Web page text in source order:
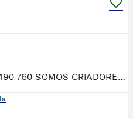
TELÉFONO O WHATSAPP 722 490 760 SOMOS CRIADORES DIRECTOS SIN INTERMEDIARIOS! MÁS DE 20 AÑOS EN EL SECTOR NOS AVALAN, VALORANDO TANTO LA CRIA RESPONSABLE COMO TAMBIÉN LA SELECCIÓN PARA MEJORAR LA RAZA DURANTE TODOS ESTOS AÑOS. NUESTROS CACHORROS SE ENTREGAN PREVIAMENTE REVISADOS POR NUESTRO VETERINARIO PROFESIONAL Y BAJO LOS MAS ESTRICTOS CONTROLES DE SALUD, HACEMOS HINCAPIÉ EN SU SOCIABILIZACIÓN PARA SU CORRECTO DESARROLLO NEUROLOGICO! Y OS ASESORAMOS ANTES DURANTE Y DESPUES DE LA ENTREGA PARA QUE TODO SEA LO MAS AFABLE Y FACIL POSIBLE DURANTE LA ADAPTACION! NUESTROS BEBES SE ENTREGAN A PARTIR DE LOS DOS MESES CON SUS VACUNAS AL DIA, DESPARASITADOS Y CON GARANTIAS DE SALUD, MICROCHIP Y CARTILLA DE VACUNACION! SI BUSCAS UN COMPAÑERO SANO Y EQUILIBRADO ESTE ES EL LUGAR, TE ASESORAREMOS DURANTE TODO EL PROCESO NO DUDES EN CONSULTAR POR NUESTROS PEQUES AL 722 490 760